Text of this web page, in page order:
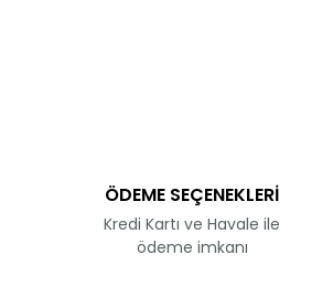
ÖDEME SEÇENEKLERİ
Kredi Kartı ve Havale ile
ödeme imkanı